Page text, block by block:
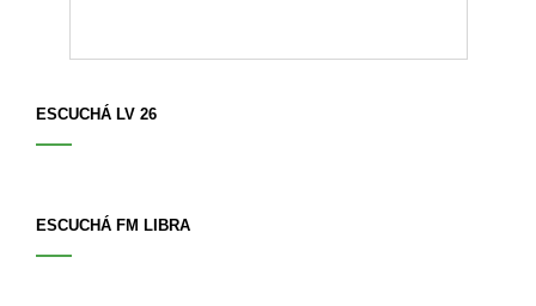
ESCUCHÁ LV 26
ESCUCHÁ FM LIBRA